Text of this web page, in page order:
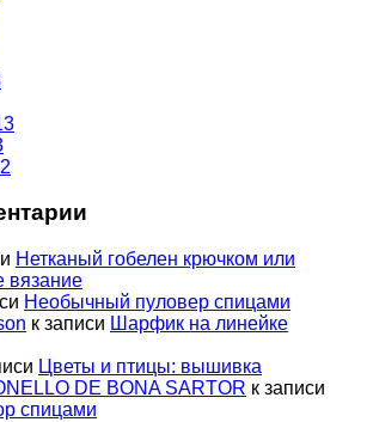
Нетканый гобелен крючком или
вязание
Необычный пуловер спицами
к записи Шарфик на линейке
Цветы и птицы: вышивка
DE BONA SARTOR к записи
спицами